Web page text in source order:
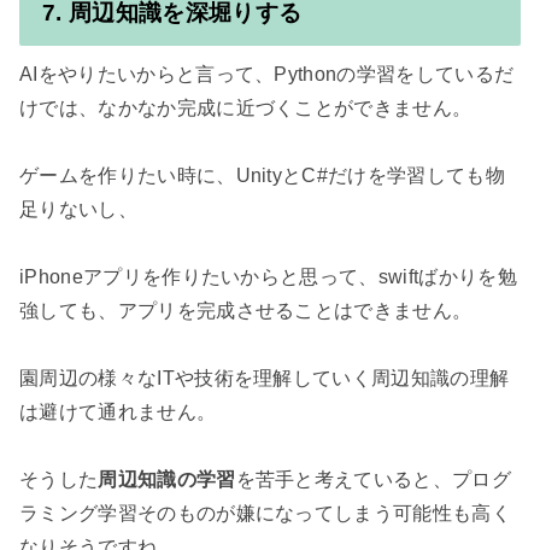
7. 周辺知識を深堀りする
AIをやりたいからと言って、Pythonの学習をしているだ
けでは、なかなか完成に近づくことができません。
ゲームを作りたい時に、UnityとC#だけを学習しても物
足りないし、
iPhoneアプリを作りたいからと思って、swiftばかりを勉
強しても、アプリを完成させることはできません。
園周辺の様々なITや技術を理解していく周辺知識の理解
は避けて通れません。
そうした 周辺知識の学習 を苦手と考えていると、プログ
ラミング学習そのものが嫌になってしまう可能性も高く